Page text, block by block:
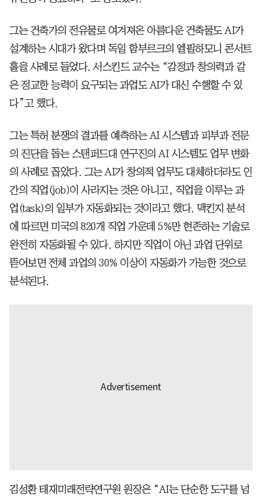
그는 건축가의 전유물로 여겨져온 아름다운 건축물도 AI가
설계하는 시대가 왔다며 독일 함부르크의 엘필하모니 콘서트
홀을 사례로 들었다. 서스킨드 교수는 “감정과 창의력과 같
은 정교한 능력이 요구되는 과업도 AI가 대신 수행할 수 있
다”고 했다.
그는 특허 분쟁의 결과를 예측하는 AI 시스템과 피부과 전문
의 진단을 돕는 스탠퍼드대 연구진의 AI 시스템도 업무 변화
의 사례로 꼽았다. 그는 AI가 창의적 업무도 대체하더라도 인
간의 직업(job)이 사라지는 것은 아니고, 직업을 이루는 과
업(task)의 일부가 자동화되는 것이라고 했다. 맥킨지 분석
에 따르면 미국의 820개 직업 가운데 5%만 현존하는 기술로
완전히 자동화될 수 있다. 하지만 직업이 아닌 과업 단위로
뜯어보면 전체 과업의 30% 이상이 자동화가 가능한 것으로
분석된다.
김성환 태재미래전략연구원 원장은 “AI는 단순한 도구를 넘